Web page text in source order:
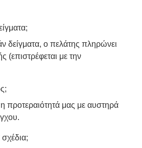
δείγματα, ο πελάτης πληρώνει
(επιστρέφεται με την
η προτεραιότητά μας με αυστηρά